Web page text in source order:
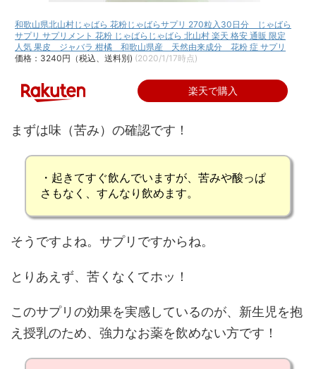
和歌山県北山村じゃばら 花粉じゃばらサプリ 270粒入30日分 じゃばら
サプリ サプリメント 花粉 じゃばらじゃばら 北山村 楽天 格安 通販 限定
人気 果皮 ジャバラ 柑橘 和歌山県産 天然由来成分 花粉 症 サプリ
価格：3240円（税込、送料別) (2020/1/17時点)
楽天で購入
まずは味（苦み）の確認です！
・起きてすぐ飲んでいますが、 苦みや酸っぱ
さもなく
、すんなり飲めます。
そうですよね。サプリですからね。
とりあえず、苦くなくてホッ！
このサプリの効果を実感しているのが、新生児を抱
え授乳のため、強力なお薬を飲めない方です！